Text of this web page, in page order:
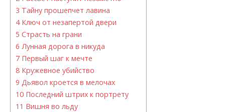
3 Тайну прошепчет лавина
4Ключ от незапертой двери
5 Страсть на грани
6 Лунная дорога в никуда
7 Первый шаг к мечте
8 Кружевное убийство
9 Дьявол кроется в мелочах
10 Последний штрих к портрету
11 Вишня во льду